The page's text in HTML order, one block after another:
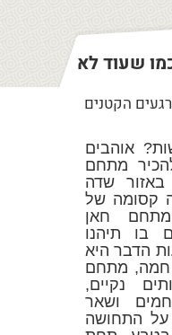
שעוד לא
הקטנים
אוהבים
מתחם
באזור שדה
קסומה של
חאן
בו תיהנו
הדבר היא
חמה, מתחם
נקיים,
ושאר
על התחושה